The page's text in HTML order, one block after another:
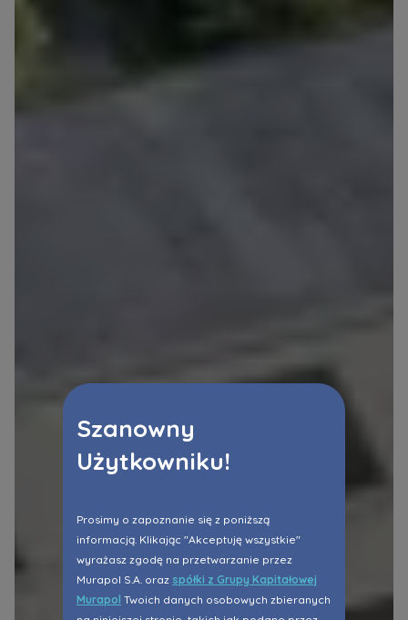
Szanowny
Użytkowniku!
Prosimy o zapoznanie się z poniższą
informacją. Klikając "Akceptuję wszystkie"
wyrażasz zgodę na przetwarzanie przez
Murapol S.A. oraz spółki z Grupy Kapitałowej
Murapol Twoich danych osobowych zbieranych